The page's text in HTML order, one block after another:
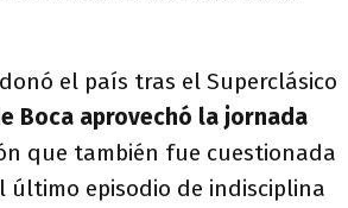
el país tras el Superclásico
Boca aprovechó la jornada
que también fue cuestionada
último episodio de indisciplina